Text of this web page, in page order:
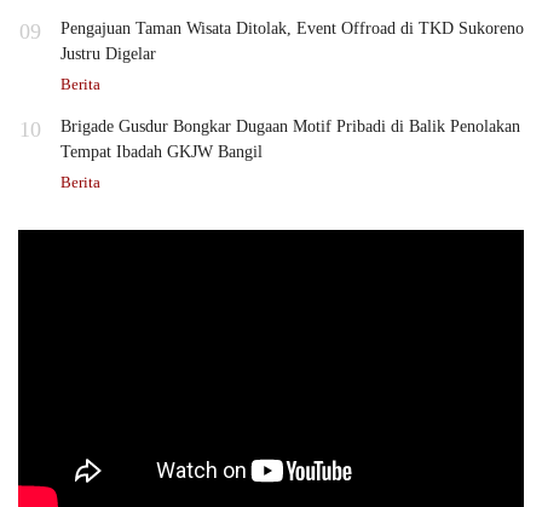
09
Pengajuan Taman Wisata Ditolak, Event Offroad di TKD Sukoreno
Justru Digelar
Berita
10
Brigade Gusdur Bongkar Dugaan Motif Pribadi di Balik Penolakan
Tempat Ibadah GKJW Bangil
Berita